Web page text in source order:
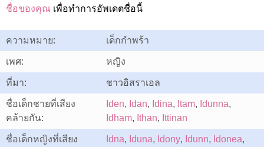
ชื่อของคุณ เพื่อทำการอัพเดตชื่อนี้
ความหมาย: เด็กกำพร้า
เพศ: หญิง
ที่มา: ชาวอิสราเอล
ชื่อเด็กชายที่เสียง
คล้ายกัน:
Iden, Idan, Idina, Itam, Idunna,
Idham, Ithan, Ittinan
ชื่อเด็กหญิงที่เสียง
Idna, Iduna, Idony, Idunn, Idonea,